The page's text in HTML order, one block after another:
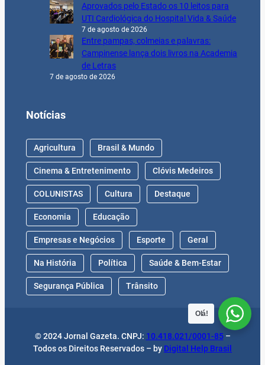
Aprovados pelo Estado os 10 leitos para
UTI Cardiológica do Hospital Vida & Saúde
7 de agosto de 2026
Entre pampas, colmeias e palavras:
Campinense lança dois livros na Academia
de Letras
7 de agosto de 2026
Notícias
Agricultura Brasil & Mundo
Cinema & Entretenimento Clóvis Medeiros
COLUNISTAS Cultura Destaque
Economia Educação
Empresas e Negócios Esporte Geral
Na História Política Saúde & Bem-Estar
Segurança Pública Trânsito
© 2024 Jornal Gazeta. CNPJ: 10.418.021/0001-85–
Todos os Direitos Reservados – by Digital Help Brasil
Olá!